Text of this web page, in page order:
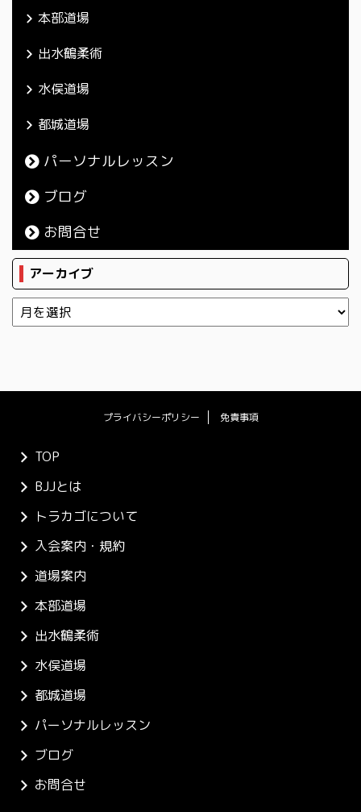
本部道場
出水鶴柔術
水俣道場
都城道場
パーソナルレッスン
ブログ
お問合せ
アーカイブ
プライバシーポリシー 免責事項
TOP
BJJとは
トラカゴについて
入会案内・規約
道場案内
本部道場
出水鶴柔術
水俣道場
都城道場
パーソナルレッスン
ブログ
お問合せ